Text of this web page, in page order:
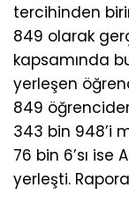
tercihinden
849 olarak
kapsamında
yerleşen
849
343 bin 948’i
76 bin 6’sı
yerleşti.